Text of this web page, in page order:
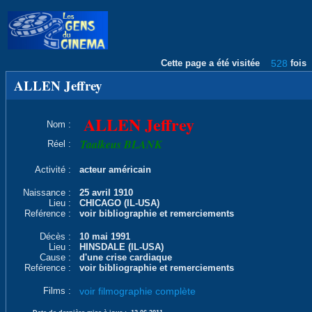
Cette page a été visitée 528 fois
ALLEN Jeffrey
Nom : ALLEN Jeffrey
Réel : Taalkeus BLANK
Activité : acteur américain
Naissance :
25 avril 1910
Lieu :
CHICAGO (IL-USA)
Reférence :
voir bibliographie et remerciements
Décès :
10 mai 1991
Lieu :
HINSDALE (IL-USA)
Cause :
d'une crise cardiaque
Reférence :
voir bibliographie et remerciements
Films : voir filmographie complète